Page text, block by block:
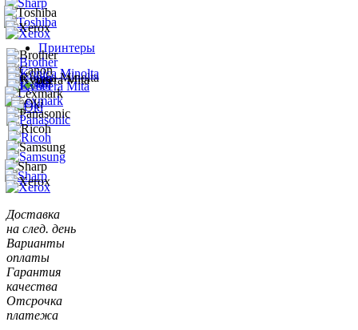
Принтеры
Доставка
на след. день
Варианты
оплаты
Гарантия
качества
Отсрочка
платежа